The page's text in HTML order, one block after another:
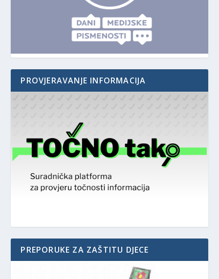
PROVJERAVANJE INFORMACIJA
PREPORUKE ZA ZAŠTITU DJECE